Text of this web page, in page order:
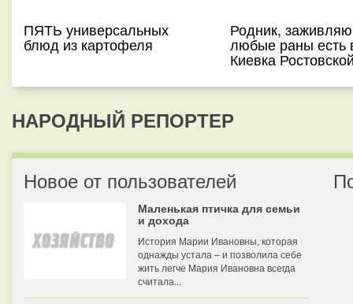
ПЯТЬ универсальных
блюд из картофеля
Родник,
любые раны есть
Киевка
НАРОДНЫЙ РЕПОРТЕР
Новое от пользователей
Маленькая птичка для семьи
и дохода
История Марии Ивановны, которая
однажды устала – и позволила себе
жить легче Мария Ивановна всегда
считала...